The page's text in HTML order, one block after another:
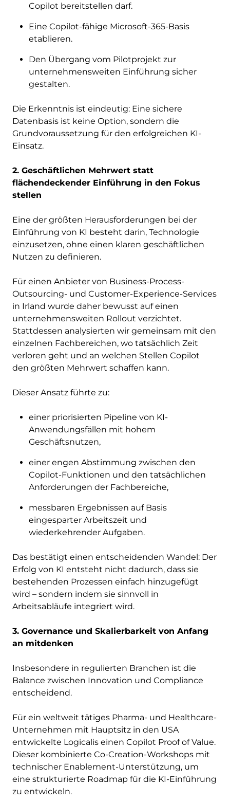
Copilot bereitstellen darf.
Eine Copilot-fähige Microsoft-365-Basis
etablieren.
Den Übergang vom Pilotprojekt zur
unternehmensweiten Einführung sicher
gestalten.
Die Erkenntnis ist eindeutig: Eine sichere
Datenbasis ist keine Option, sondern die
Grundvoraussetzung für den erfolgreichen KI-
Einsatz.
2. Geschäftlichen Mehrwert statt
flächendeckender Einführung in den Fokus
stellen
Eine der größten Herausforderungen bei der
Einführung von KI besteht darin, Technologie
einzusetzen, ohne einen klaren geschäftlichen
Nutzen zu definieren.
Für einen Anbieter von Business-Process-
Outsourcing- und Customer-Experience-Services
in Irland wurde daher bewusst auf einen
unternehmensweiten Rollout verzichtet.
Stattdessen analysierten wir gemeinsam mit den
einzelnen Fachbereichen, wo tatsächlich Zeit
verloren geht und an welchen Stellen Copilot
den größten Mehrwert schaffen kann.
Dieser Ansatz führte zu:
einer priorisierten Pipeline von KI-
Anwendungsfällen mit hohem
Geschäftsnutzen,
einer engen Abstimmung zwischen den
Copilot-Funktionen und den tatsächlichen
Anforderungen der Fachbereiche,
messbaren Ergebnissen auf Basis
eingesparter Arbeitszeit und
wiederkehrender Aufgaben.
Das bestätigt einen entscheidenden Wandel: Der
Erfolg von KI entsteht nicht dadurch, dass sie
bestehenden Prozessen einfach hinzugefügt
wird – sondern indem sie sinnvoll in
Arbeitsabläufe integriert wird.
3. Governance und Skalierbarkeit von Anfang
an mitdenken
Insbesondere in regulierten Branchen ist die
Balance zwischen Innovation und Compliance
entscheidend.
Für ein weltweit tätiges Pharma- und Healthcare-
Unternehmen mit Hauptsitz in den USA
entwickelte Logicalis einen Copilot Proof of Value.
Dieser kombinierte Co-Creation-Workshops mit
technischer Enablement-Unterstützung, um
eine strukturierte Roadmap für die KI-Einführung
zu entwickeln.